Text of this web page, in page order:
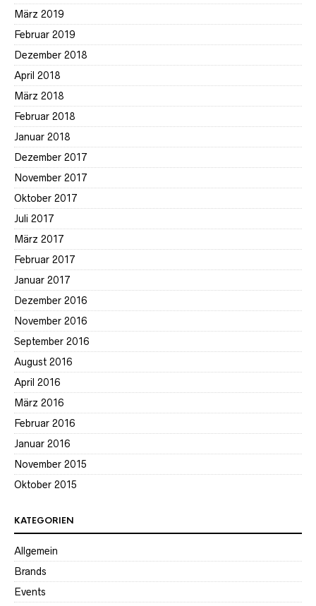
März 2019
Februar 2019
Dezember 2018
April 2018
März 2018
Februar 2018
Januar 2018
Dezember 2017
November 2017
Oktober 2017
Juli 2017
März 2017
Februar 2017
Januar 2017
Dezember 2016
November 2016
September 2016
August 2016
April 2016
März 2016
Februar 2016
Januar 2016
November 2015
Oktober 2015
KATEGORIEN
Allgemein
Brands
Events